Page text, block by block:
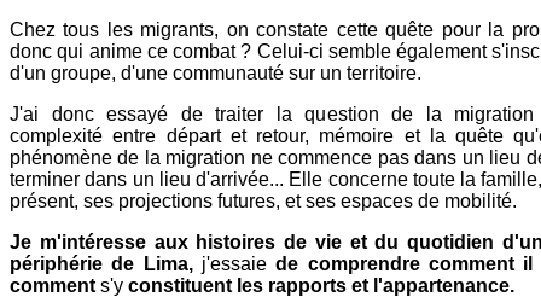
Chez tous les migrants, on constate cette quête pour la
donc qui anime ce combat ? Celui-ci semble également
d'un groupe, d'une communauté sur un territoire.
J'ai donc essayé de traiter la question de la
complexité entre départ et retour, mémoire et la quête
phénomène de la migration ne commence pas dans un lieu
terminer dans un lieu d'arrivée... Elle concerne toute la
présent, ses projections futures, et ses espaces de mobilité.
Je m'intéresse aux histoires de vie et du quotidien
périphérie de Lima, j'essaiede comprendre comment il
comment s'y constituent les rapports et l'appartenance.